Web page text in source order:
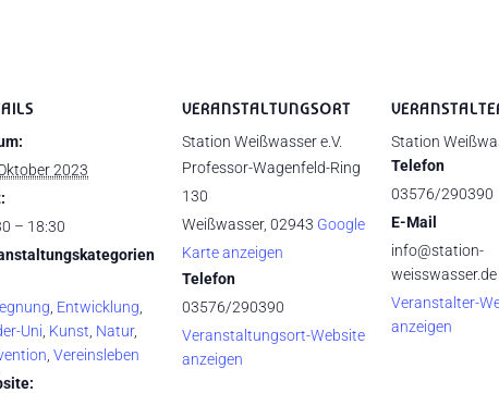
2023
– 18:30
Entwicklung
Uni Kunst Natur,
Vereinsleben
VERANSTALTUNGSORT
Station Weißwasser e.V.
Professor-Wagenfeld-Ring
130
Weißwasser, 02943 Google
Karte anzeigen
Telefon
03576/290390
Veranstaltungsort-Website
anzeigen
Station
Telefon
03576/290390
E-Mail
info@station-
weisswasser.de
Veranstalter-
anzeigen